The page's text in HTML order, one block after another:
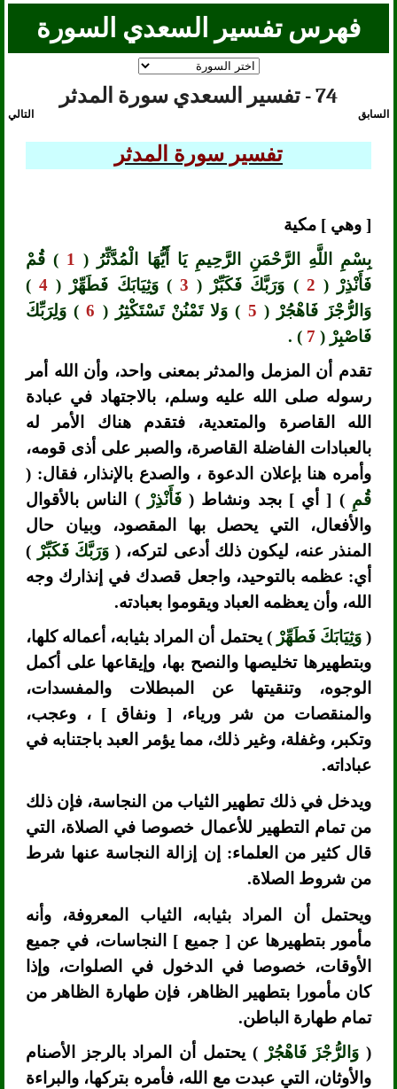
فهرس تفسير السعدي السورة
74 - تفسير السعدي سورة المدثر
التالي السابق
تفسير سورة المدثر
[ وهي ] مكية
بِسْمِ اللَّهِ الرَّحْمَنِ الرَّحِيمِ يَا أَيُّهَا الْمُدَّثِّرُ (1
) قُمْ
فَأَنْذِرْ (
) وَرَبَّكَ فَكَبِّرْ (3 ) وَثِيَابَكَ فَطَهِّرْ (4
)
وَالرُّجْزَ فَاهْجُرْ (
) وَلا تَمْنُنْ تَسْتَكْثِرُ (
) وَلِرَبِّكَ
فَاصْبِرْ (7
) .
تقدم أن المزمل والمدثر بمعنى واحد، وأن الله أمر
رسوله صلى الله عليه وسلم، بالاجتهاد في عبادة
الله القاصرة والمتعدية، فتقدم هناك الأمر له
بالعبادات الفاضلة القاصرة، والصبر على أذى قومه،
وأمره هنا بإعلان الدعوة ، والصدع بالإنذار، فقال: (
قُمِ) [ أي ] بجد ونشاط (فَأَنْذِرْ) الناس بالأقوال
والأفعال، التي يحصل بها المقصود، وبيان حال
المنذر عنه، ليكون ذلك أدعى لتركه، ( وَرَبَّكَ فَكَبِّرْ)
أي: عظمه بالتوحيد، واجعل قصدك في إنذارك وجه
الله، وأن يعظمه العباد ويقوموا بعبادته.
(وَثِيَابَكَ فَطَهِّرْ) يحتمل أن المراد بثيابه، أعماله كلها،
وبتطهيرها تخليصها والنصح بها، وإيقاعها على أكمل
الوجوه، وتنقيتها عن المبطلات والمفسدات،
والمنقصات من شر ورياء، [ ونفاق ] ، وعجب،
وتكبر، وغفلة، وغير ذلك، مما يؤمر العبد باجتنابه في
عباداته.
ويدخل في ذلك تطهير الثياب من النجاسة، فإن ذلك
من تمام التطهير للأعمال خصوصا في الصلاة، التي
قال كثير من العلماء: إن إزالة النجاسة عنها شرط
من شروط الصلاة.
ويحتمل أن المراد بثيابه، الثياب المعروفة، وأنه
مأمور بتطهيرها عن [ جميع ] النجاسات، في جميع
الأوقات، خصوصا في الدخول في الصلوات، وإذا
كان مأمورا بتطهير الظاهر، فإن طهارة الظاهر من
تمام طهارة الباطن.
(وَالرُّجْزَ فَاهْجُرْ) يحتمل أن المراد بالرجز الأصنام
والأوثان، التي عبدت مع الله، فأمره بتركها، والبراءة